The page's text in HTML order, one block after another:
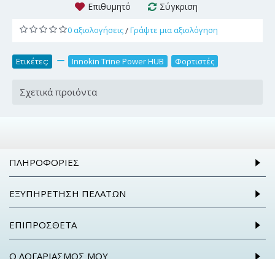
Επιθυμητό Σύγκριση
0 αξιολογήσεις/Γράψτε μια αξιολόγηση
Ετικέτες: Innokin Trine Power HUB Φορτιστές
Σχετικά προιόντα
ΠΛΗΡΟΦΟΡΊΕΣ
ΕΞΥΠΗΡΈΤΗΣΗ ΠΕΛΑΤΏΝ
ΕΠΙΠΡΌΣΘΕΤΑ
Ο ΛΟΓΑΡΙΑΣΜΌΣ ΜΟΥ